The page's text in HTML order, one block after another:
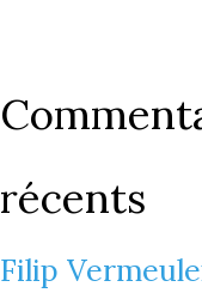
récents
Filip